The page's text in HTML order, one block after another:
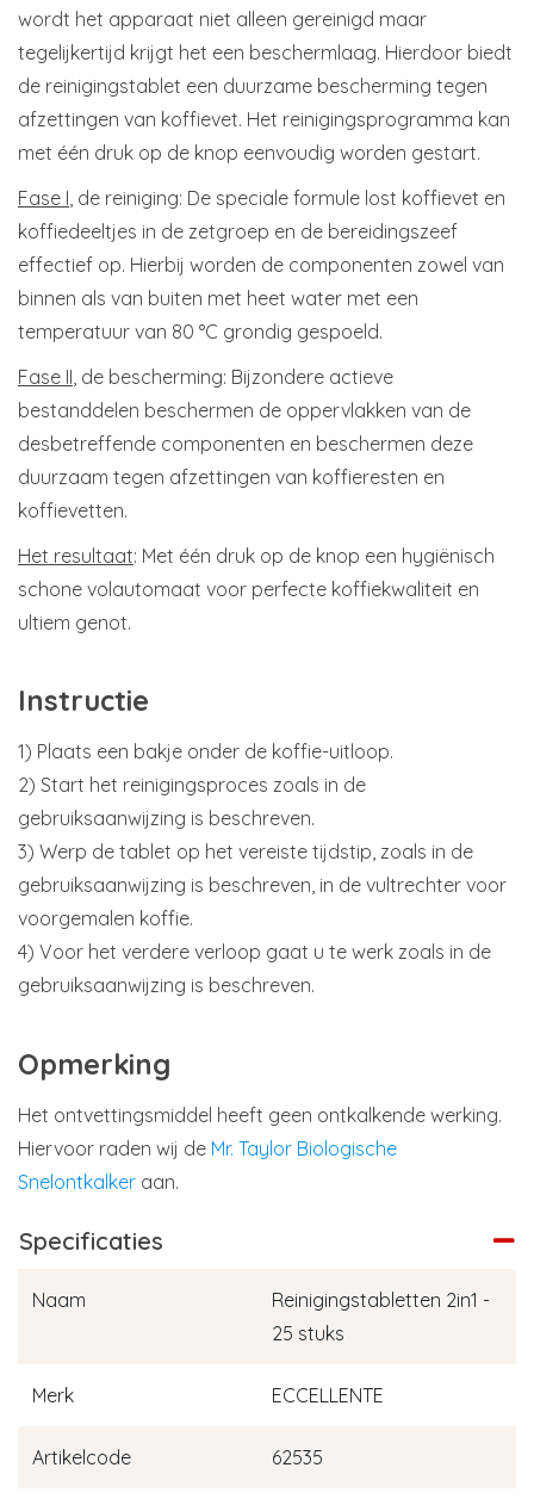
wordt het apparaat niet alleen gereinigd maar
tegelijkertijd krijgt het een beschermlaag. Hierdoor biedt
de reinigingstablet een duurzame bescherming tegen
afzettingen van koffievet. Het reinigingsprogramma kan
met één druk op de knop eenvoudig worden gestart.
Fase I, de reiniging: De speciale formule lost koffievet en
koffiedeeltjes in de zetgroep en de bereidingszeef
effectief op. Hierbij worden de componenten zowel van
binnen als van buiten met heet water met een
temperatuur van 80 °C grondig gespoeld.
Fase II, de bescherming: Bijzondere actieve
bestanddelen beschermen de oppervlakken van de
desbetreffende componenten en beschermen deze
duurzaam tegen afzettingen van koffieresten en
koffievetten.
Het resultaat: Met één druk op de knop een hygiënisch
schone volautomaat voor perfecte koffiekwaliteit en
ultiem genot.
Instructie
1) Plaats een bakje onder de koffie-uitloop.
2) Start het reinigingsproces zoals in de
gebruiksaanwijzing is beschreven.
3) Werp de tablet op het vereiste tijdstip, zoals in de
gebruiksaanwijzing is beschreven, in de vultrechter voor
voorgemalen koffie.
4) Voor het verdere verloop gaat u te werk zoals in de
gebruiksaanwijzing is beschreven.
Opmerking
Het ontvettingsmiddel heeft geen ontkalkende werking.
Hiervoor raden wij de Mr. Taylor Biologische
Snelontkalker aan.
Specificaties
Naam
Reinigingstabletten 2in1 -
25 stuks
Merk ECCELLENTE
Artikelcode 62535